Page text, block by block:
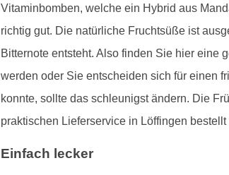
Vitaminbomben, welche ein Hybrid aus
richtig gut. Die natürliche Fruchtsüße ist
Bitternote entsteht. Also finden Sie hier eine
werden oder Sie entscheiden sich für einen
konnte, sollte das schleunigst ändern. Die
praktischen Lieferservice in Löffingen bestellt
Einfach lecker